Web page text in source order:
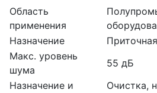
Область
применения
Назначение
Макс. уровень
шума
55 дБ
Назначение и
Очистка,